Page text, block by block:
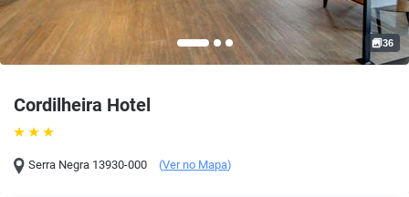
Cordilheira Hotel
Serra Negra 13930-000 (Ver no Mapa)
36